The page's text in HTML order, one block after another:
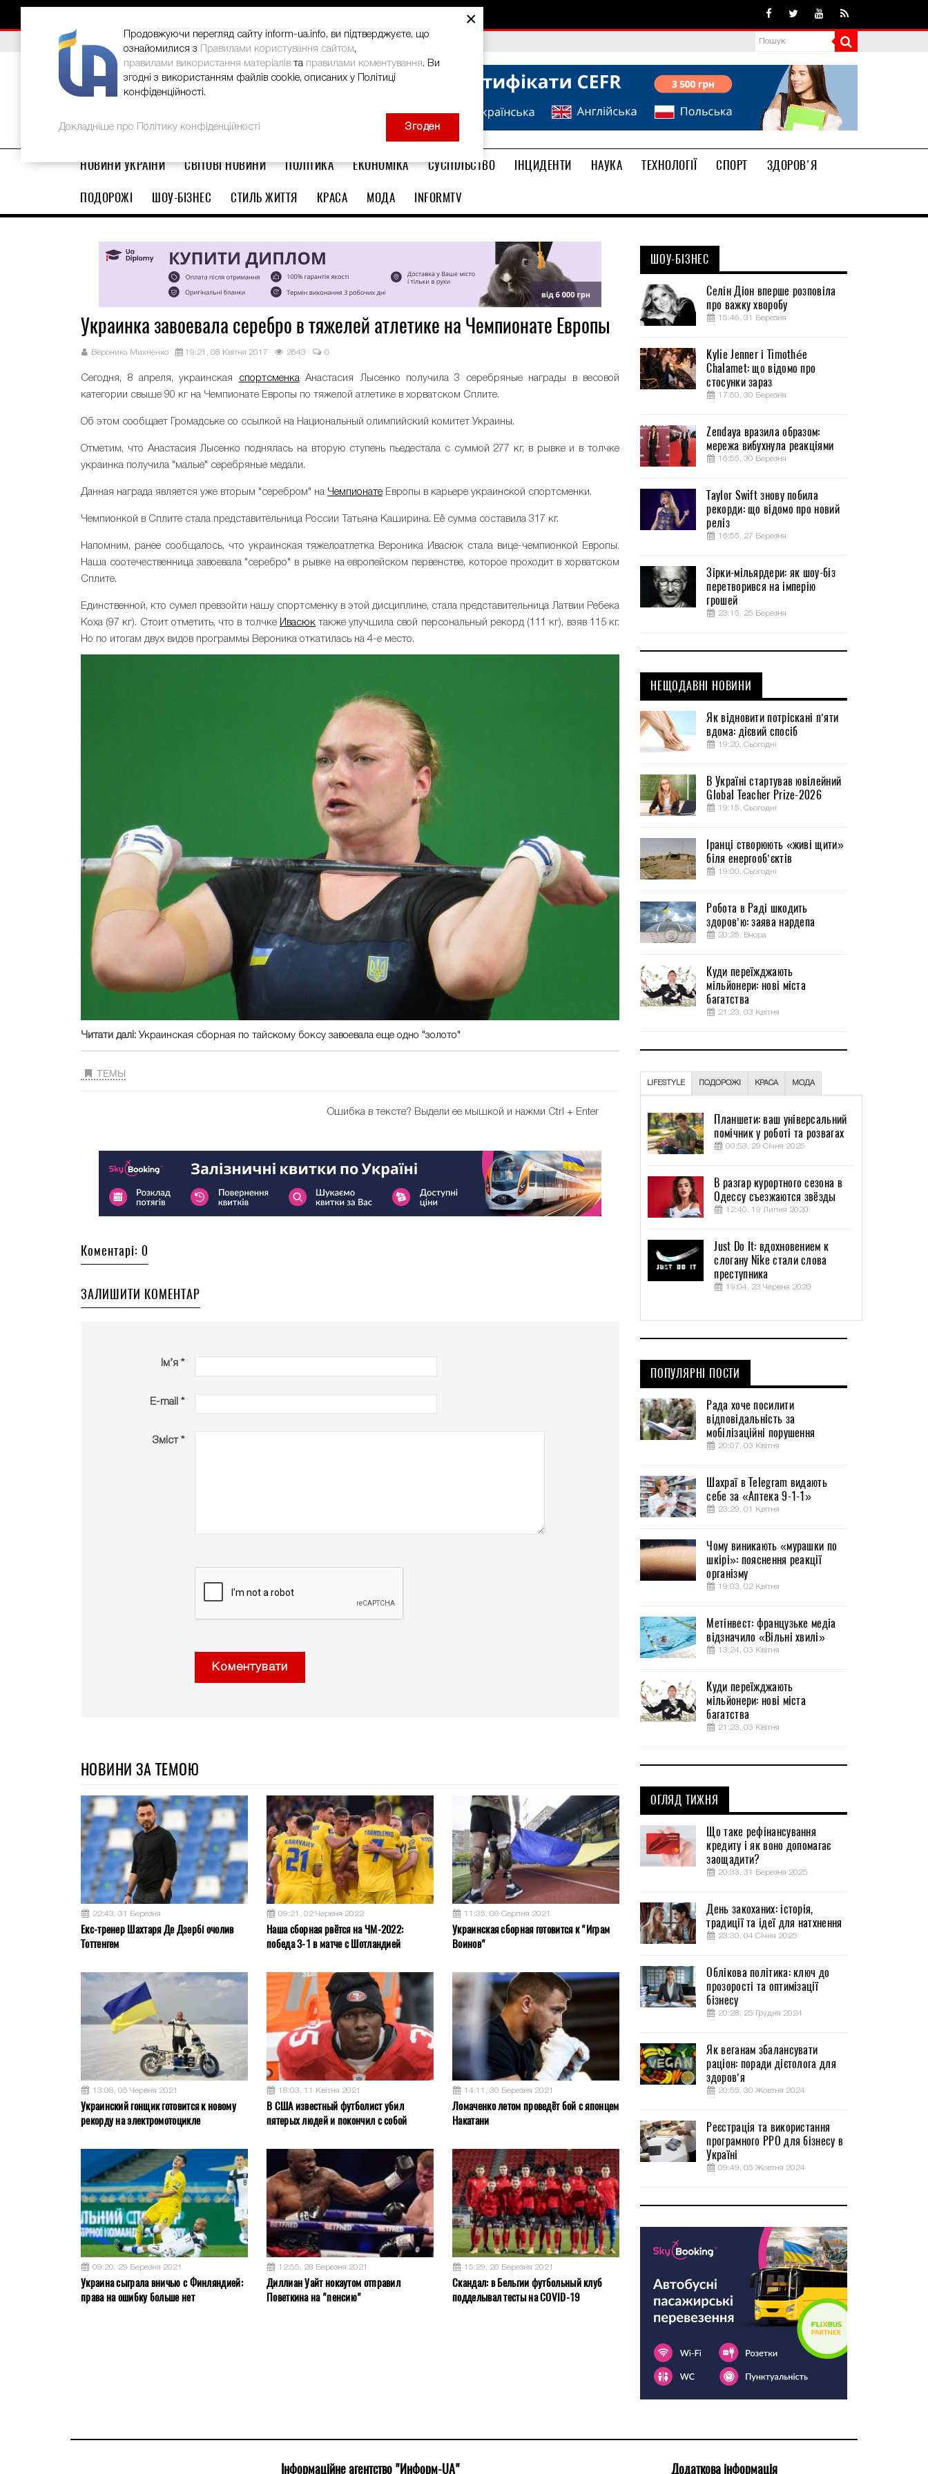
ВИБІР РЕДАКЦІЇ В Україні стартував ювілейний Global Teacher Prize-2026
НОВИНИ УКРАЇНИ СВІТОВІ НОВИНИ ПОЛІТИКА ЕКОНОМІКА СУСПІЛЬСТВО ІНЦИДЕНТИ НАУКА ТЕХНОЛОГІЇ СПОРТ
ЗДОРОВ'Я
ПОДОРОЖІ
ШОУ-БІЗНЕС СТИЛЬ ЖИТТЯ КРАСА МОДА INFORMTV
Украинка завоевала серебро в тяжелей атлетике на Чемпионате Европы
Вероника Михненко 19:21, 08 Квітня 2017 2643 0
Сегодня, 8 апреля, украинская спортсменкаАнастасия Лысенко получила 3 серебряные награды в весовой
категории свыше 90 кг на Чемпионате Европы по тяжелой атлетике в хорватском Сплите.
Об этом сообщает Громадське со ссылкой на Национальный олимпийский комитет Украины.
Отметим, что Анастасия Лысенко поднялась на вторую ступень пьедестала с суммой 277 кг, в рывке и в толчке
украинка получила "малые" серебряные медали.
Данная награда является уже вторым "серебром" на Чемпионате Европы в карьере украинской спортсменки.
Чемпионкой в Сплите стала представительница России Татьяна Каширина. Её сумма составила 317 кг.
Напомним, ранее сообщалось, что украинская тяжелоатлетка Вероника Ивасюк стала вице-чемпионкой Европы.
Наша соотечественница завоевала "серебро" в рывке на европейском первенстве, которое проходит в хорватском
Сплите.
Единственной, кто сумел превзойти нашу спортсменку в этой дисциплине, стала представительница Латвии Ребека
Коха (97 кг). Стоит отметить, что в толчке Ивасюктакже улучшила свой персональный рекорд (111 кг), взяв 115 кг.
Но по итогам двух видов программы Вероника откатилась на 4-е место.
Читати далі: Украинская сборная по тайскому боксу завоевала еще одно "золото"
ТЕМЫ
Ошибка в тексте? Выдели ее мышкой и нажми Ctrl + Enter
Коментарі: 0
ЗАЛИШИТИ КОМЕНТАР
Ім’я *
E-mail *
Зміст *
Коментувати
НОВИНИ ЗА ТЕМОЮ
22:43, 31 Березня
Екс-тренер Шахтаря Де Дзербі очолив
Тоттенгем
09:21, 02 Червня 2022
Наша сборная рвётся на ЧМ-2022:
победа 3-1 в матче с Шотландией
11:35, 08 Серпня 2021
Украинская сборная готовится к "Играм
Воинов"
13:08, 05 Червня 2021
Украинский гонщик готовится к новому
рекорду на электромотоцикле
18:03, 11 Квітня 2021
В США известный футболист убил
пятерых людей и покончил с собой
14:11, 30 Березня 2021
Ломаченко летом проведёт бой с японцем
Накатани
09:20, 29 Березня 2021
Украина сыграла вничью с Финляндией:
права на ошибку больше нет
12:55, 28 Березня 2021
Диллиан Уайт нокаутом отправил
Поветкина на "пенсию"
15:29, 26 Березня 2021
Скандал: в Бельгии футбольный клуб
подделывал тесты на COVID-19
ШОУ-БІЗНЕС
Селін Діон вперше розповіла
про важку хворобу
15:46, 31 Березня
Kylie Jenner і Timothée
Chalamet: що відомо про
стосунки зараз
17:50, 30 Березня
Zendaya вразила образом:
мережа вибухнула реакціями
16:55, 30 Березня
Taylor Swift знову побила
рекорди: що відомо про новий
реліз
16:55, 27 Березня
Зірки-мільярдери: як шоу-біз
перетворився на імперію
грошей
23:15, 25 Березня
НЕЩОДАВНІ НОВИНИ
Як відновити потріскані п’яти
вдома: дієвий спосіб
19:20, Сьогодні
В Україні стартував ювілейний
Global Teacher Prize-2026
19:15, Сьогодні
Іранці створюють «живі щити»
біля енергооб’єктів
19:00, Сьогодні
Робота в Раді шкодить
здоров’ю: заява нардепа
20:25, Вчора
Куди переїжджають
мільйонери: нові міста
багатства
21:23, 03 Квітня
LIFESTYLE ПОДОРОЖІ КРАСА МОДА
Планшети: ваш універсальний
помічник у роботі та розвагах
00:53, 29 Січня 2025
В разгар курортного сезона в
Одессу съезжаются звёзды
12:40, 19 Липня 2020
Just Do It: вдохновением к
слогану Nike стали слова
преступника
19:04, 23 Червня 2020
ПОПУЛЯРНІ ПОСТИ
Рада хоче посилити
відповідальність за
мобілізаційні порушення
20:07, 03 Квітня
Шахраї в Telegram видають
себе за «Аптека 9-1-1»
23:29, 01 Квітня
Чому виникають «мурашки по
шкірі»: пояснення реакції
організму
19:03, 02 Квітня
Метінвест: французьке медіа
відзначило «Вільні хвилі»
13:24, 03 Квітня
Куди переїжджають
мільйонери: нові міста
багатства
21:23, 03 Квітня
ОГЛЯД ТИЖНЯ
Що таке рефінансування
кредиту і як воно допомагає
заощадити?
20:33, 31 Березня 2025
День закоханих: історія,
традиції та ідеї для натхнення
23:30, 04 Січня 2025
Облікова політика: ключ до
прозорості та оптимізації
бізнесу
20:28, 25 Грудня 2024
Як веганам збалансувати
раціон: поради дієтолога для
здоров’я
20:55, 30 Жовтня 2024
Реєстрація та використання
програмного РРО для бізнесу в
Україні
09:49, 05 Жовтня 2024
Інформаційне агентство "Информ-UA" Додаткова інформація
×
Продовжуючи перегляд сайту inform-ua.info, ви підтверджуєте, що
ознайомилися з
Правилами користування сайтом,
правилами використання матеріалів та правилами коментування. Ви
згодні з використанням файлів cookie, описаних у Політиці
конфіденційності.
Докладніше про Політику конфіденційності Згоден